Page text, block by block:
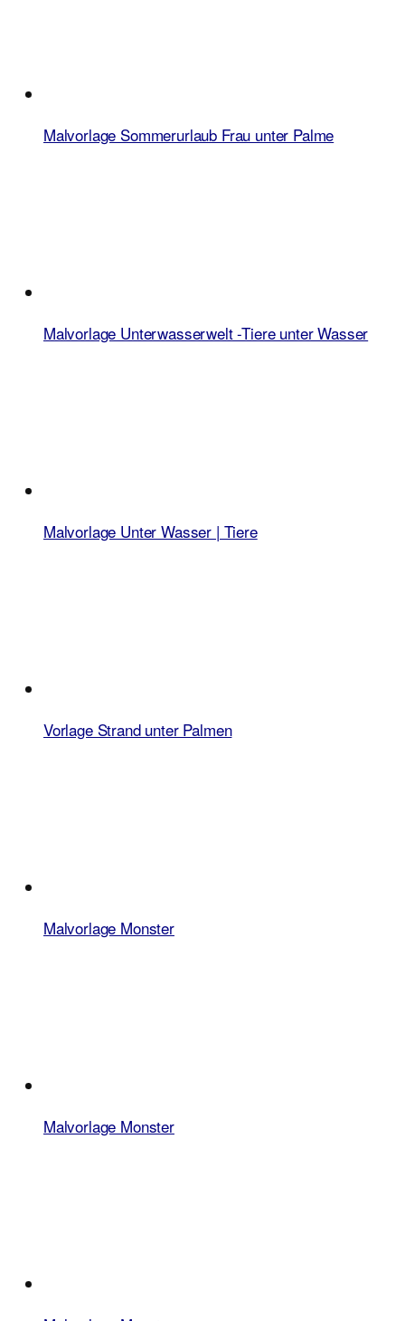
Malvorlage Sommerurlaub Frau unter Palme
Malvorlage Unterwasserwelt -Tiere unter Wasser
Malvorlage Unter Wasser | Tiere
Vorlage Strand unter Palmen
Malvorlage Monster
Malvorlage Monster